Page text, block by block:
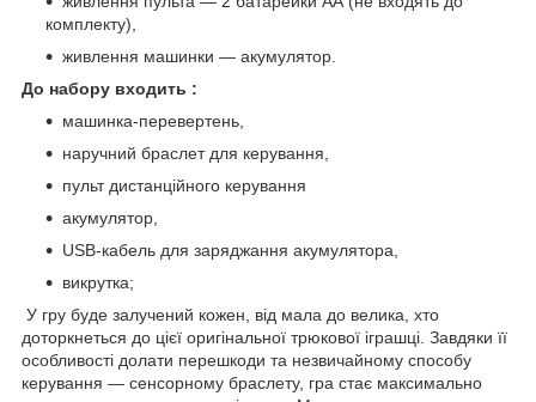
комплекту),
живлення машинки — акумулятор.
До набору входить :
машинка-перевертень,
наручний браслет для керування,
пульт дистанційного керування
акумулятор,
USB-кабель для заряджання акумулятора,
викрутка;
У гру буде залучений кожен, від мала до велика, хто
доторкнеться до цієї оригінальної трюкової іграшці. Завдяки її
особливості долати перешкоди та незвичайному способу
керування — сенсорному браслету, гра стає максимально